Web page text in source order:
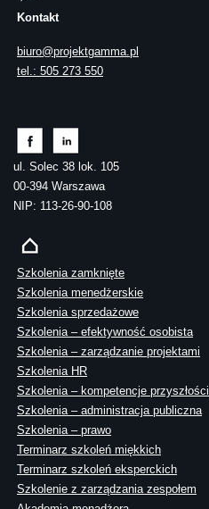
Kontakt
biuro@projektgamma.pl
tel.: 505 273 550
ul. Solec 38 lok. 105
00-394 Warszawa
NIP: 113-26-90-108
Szkolenia zamknięte
Szkolenia menedżerskie
Szkolenia sprzedażowe
Szkolenia – efektywność osobista
Szkolenia – zarządzanie projektami
Szkolenia HR
Szkolenia – kompetencje przyszłości
Szkolenia – administracja publiczna
Szkolenia – prawo
Terminarz szkoleń miękkich
Terminarz szkoleń eksperckich
Szkolenie z zarządzania zespołem